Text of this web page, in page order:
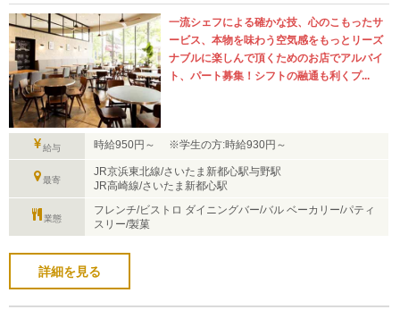
一流シェフによる確かな技、心のこもったサ
ービス、本物を味わう空気感をもっとリーズ
ナブルに楽しんで頂くためのお店でアルバイ
ト、パート募集！シフトの融通も利くプ...
給与 時給950円～ ※学生の方:時給930円～
最寄
JR京浜東北線/さいたま新都心駅与野駅
JR高崎線/さいたま新都心駅
業態
フレンチ/ビストロ ダイニングバー/バル ベーカリー/パティ
スリー/製菓
詳細を見る